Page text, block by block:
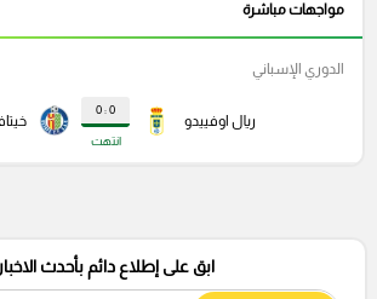
مواجهات مباشرة
ريال اوفييدو
0 : 0
انتهت
الدوري الإسباني
ابق على إطلاع دائم بأحدث الاخبار